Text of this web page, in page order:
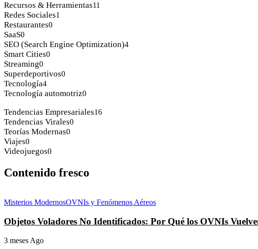
Recursos & Herramientas11
Redes Sociales1
Restaurantes0
SaaS0
SEO (Search Engine Optimization)4
Smart Cities0
Streaming0
Superdeportivos0
Tecnología4
Tecnología automotriz0
Tendencias Empresariales16
Tendencias Virales0
Teorías Modernas0
Viajes0
Videojuegos0
Contenido fresco
Misterios ModernosOVNIs y Fenómenos Aéreos
Objetos Voladores No Identificados: Por Qué los OVNIs
3 meses Ago